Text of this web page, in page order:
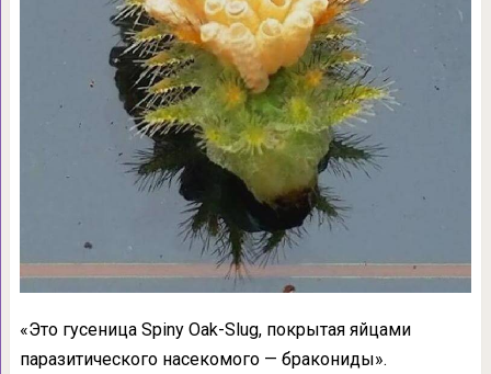
«Это гусеница Spiny Oak-Slug, покрытая яйцами
паразитического насекомого — бракониды».